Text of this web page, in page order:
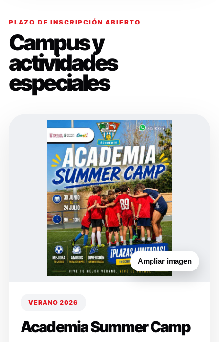
PLAZO DE INSCRIPCIÓN ABIERTO
Campus y
actividades
especiales
Ampliar imagen
VERANO 2026
Academia Summer Camp